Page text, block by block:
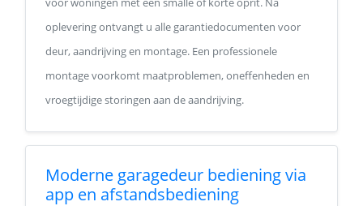
oplevering ontvangt u alle garantiedocumenten voor
deur, aandrijving en montage. Een professionele
montage voorkomt maatproblemen, oneffenheden en
vroegtijdige storingen aan de aandrijving.
Moderne garagedeur bediening via
app en afstandsbediening